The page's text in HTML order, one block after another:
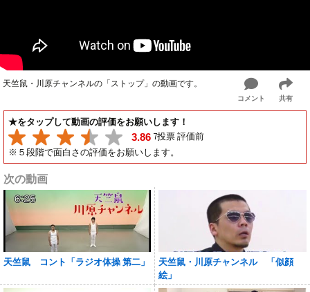
天竺鼠・川原チャンネルの「ストップ」の動画です。
コメント 共有
★をタップして動画の評価をお願いします！
3.86 7投票 評価前
※５段階で面白さの評価をお願いします。
次の動画
天竺鼠 コント「ラジオ体操 第二」
天竺鼠・川原チャンネル 「似顔
絵」